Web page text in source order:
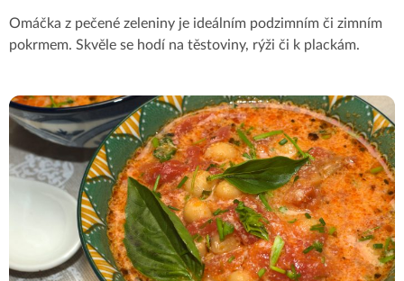
Omáčka z pečené zeleniny je ideálním podzimním či zimním
pokrmem. Skvěle se hodí na těstoviny, rýži či k plackám.